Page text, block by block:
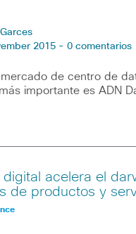
2015 - 0 comentarios
de centro de
importante es ADN
digital acelera el
de productos y